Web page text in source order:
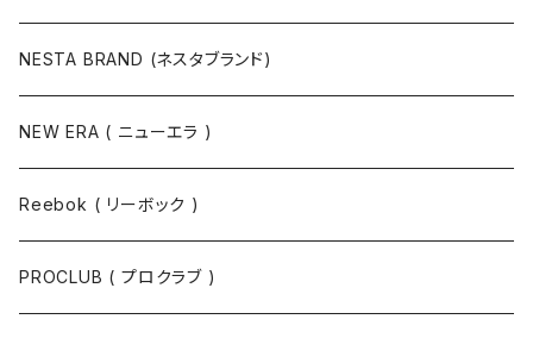
NESTA BRAND (ネスタブランド)
NEW ERA ( ニューエラ )
Reebok ( リーボック )
PROCLUB ( プロクラブ )